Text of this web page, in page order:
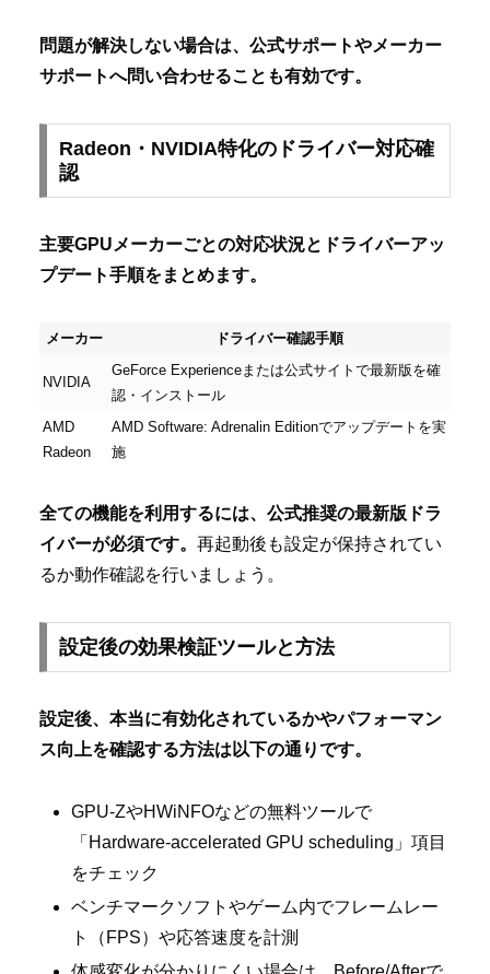
問題が解決しない場合は、公式サポートやメーカー
サポートへ問い合わせることも有効です。
Radeon・NVIDIA特化のドライバー対応確
認
主要GPUメーカーごとの対応状況とドライバーアッ
プデート手順をまとめます。
メーカー ドライバー確認手順
NVIDIA
GeForce Experienceまたは公式サイトで最新版を確
認・インストール
AMD
Radeon
AMD Software: Adrenalin Editionでアップデートを実
施
全ての機能を利用するには、公式推奨の最新版ドラ
イバーが必須です。 再起動後も設定が保持されてい
るか動作確認を行いましょう。
設定後の効果検証ツールと方法
設定後、本当に有効化されているかやパフォーマン
ス向上を確認する方法は以下の通りです。
GPU-ZやHWiNFOなどの無料ツールで
「Hardware-accelerated GPU scheduling」項目
をチェック
ベンチマークソフトやゲーム内でフレームレー
ト（FPS）や応答速度を計測